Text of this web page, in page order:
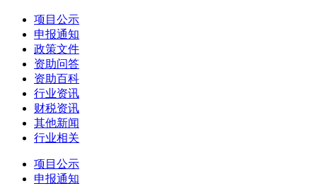
项目公示
申报通知
政策文件
资助问答
资助百科
行业资讯
财税资讯
其他新闻
行业相关
项目公示
申报通知